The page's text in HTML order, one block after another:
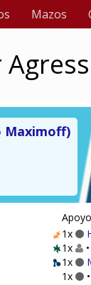
Mazos
Maximoff)
1x
1x
•
1x
1x
•